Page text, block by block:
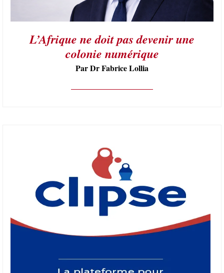
L’Afrique ne doit pas devenir une
colonie numérique
Par Dr Fabrice Lollia